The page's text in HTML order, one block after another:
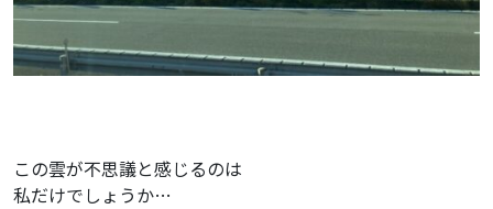
この雲が不思議と感じるのは
私だけでしょうか…